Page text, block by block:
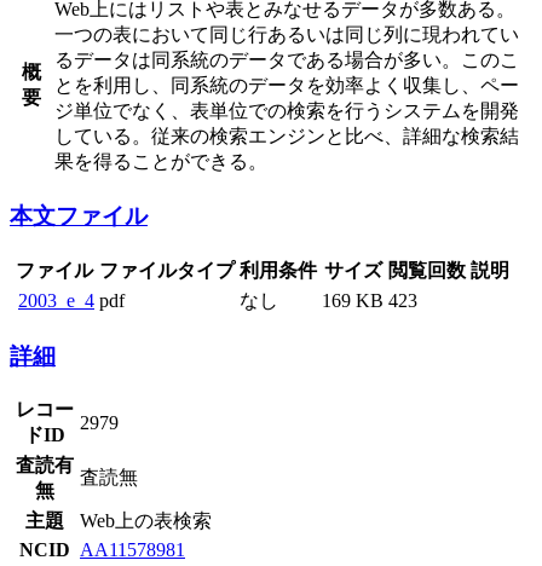
概
要
Web上にはリストや表とみなせるデータが多数ある。
一つの表において同じ行あるいは同じ列に現われてい
るデータは同系統のデータである場合が多い。このこ
とを利用し、同系統のデータを効率よく収集し、ペー
ジ単位でなく、表単位での検索を行うシステムを開発
している。従来の検索エンジンと比べ、詳細な検索結
果を得ることができる。
本文ファイル
ファイル ファイルタイプ 利用条件 サイズ 閲覧回数 説明
2003_e_4 pdf なし 169 KB 423
詳細
レコー
ドID
2979
査読有
無
査読無
主題
Web上の表検索
NCID AA11578981